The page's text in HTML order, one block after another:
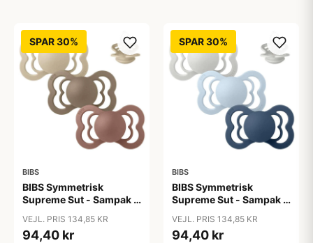
SPAR 30%
BIBS
BIBS Symmetrisk
Supreme Sut - Sampak -
Earth
VEJL. PRIS 134,85 KR
94,40 kr
SPAR 30%
BIBS
BIBS Symmetrisk
Supreme Sut - Sampak -
Storm
VEJL. PRIS 134,85 KR
94,40 kr